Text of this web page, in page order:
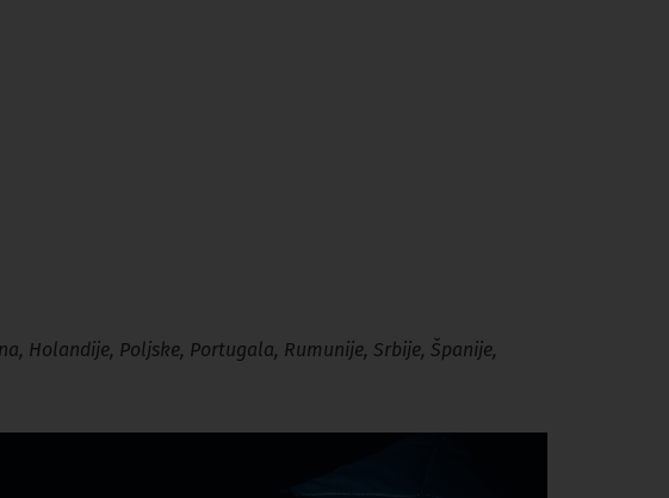
Holandije, Poljske, Portugala, Rumunije, Srbije, Španije,